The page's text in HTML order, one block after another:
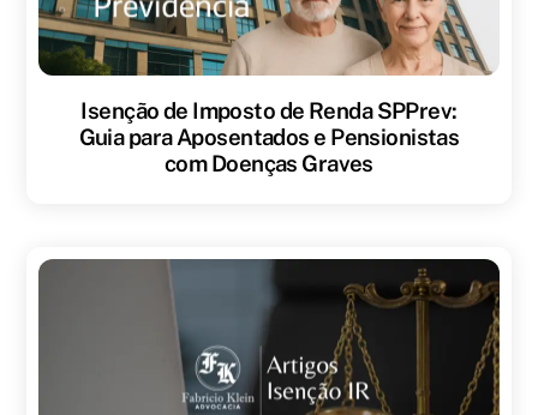
Isenção de Imposto de Renda SPPrev:
Guia para Aposentados e Pensionistas
com Doenças Graves